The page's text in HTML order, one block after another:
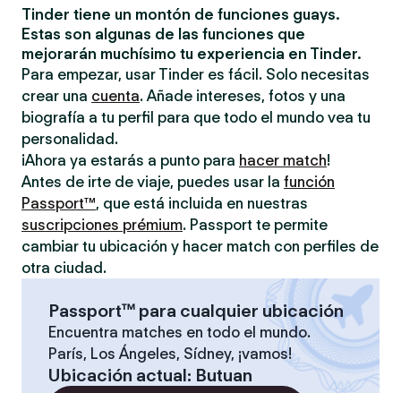
Tinder tiene un montón de funciones guays.
Estas son algunas de las funciones que
mejorarán muchísimo tu experiencia en Tinder.
Para empezar, usar Tinder es fácil. Solo necesitas
crear una cuenta. Añade intereses, fotos y una
biografía a tu perfil para que todo el mundo vea tu
personalidad.
¡Ahora ya estarás a punto para hacer match!
Antes de irte de viaje, puedes usar la función
Passport™, que está incluida en nuestras
suscripciones prémium. Passport te permite
cambiar tu ubicación y hacer match con perfiles de
otra ciudad.
Passport™ para cualquier ubicación
Encuentra matches en todo el mundo.
París, Los Ángeles, Sídney, ¡vamos!
Ubicación actual: Butuan